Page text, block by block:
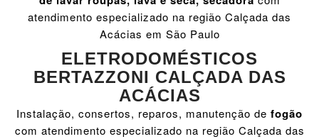
atendimento especializado na região Calçada das
Acácias em São Paulo
ELETRODOMÉSTICOS
BERTAZZONI CALÇADA DAS
ACÁCIAS
Instalação, consertos, reparos, manutenção de fogão
com atendimento especializado na região Calçada das